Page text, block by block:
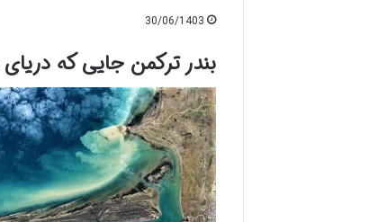
30/06/1403
بندر ترکمن جایی که